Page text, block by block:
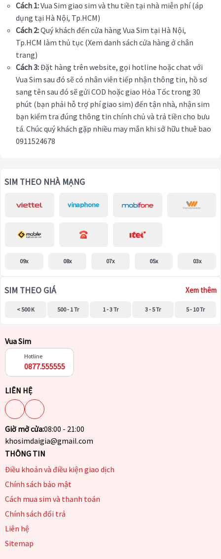
Cách 1:Vua Sim giao sim và thu tiền tại nhà miễn phí (áp
dụng tại Hà Nội, Tp.HCM)
Cách 2:Quý khách đến cửa hàng Vua Sim tại Hà Nội,
Tp.HCM làm thủ tục (Xem danh sách cửa hàng ở chân
trang)
Cách 3:Đặt hàng trên website, gọi hotline hoặc chat với
Vua Sim sau đó sẽ có nhân viên tiếp nhận thông tin, hồ sơ
sang tên sau đó sẽ gửi COD hoặc giao Hỏa Tốc trong 30
phút (bạn phải hỗ trợ phí giao sim) đến tận nhà, nhận sim
bạn kiểm tra đúng thông tin chính chủ và trả tiền cho bưu
tá. Chúc quý khách gặp nhiều may mắn khi sở hữu thuê bao
0911524678
SIM THEO NHÀ MẠNG
09x 08x 07x 05x 03x
SIM THEO GIÁ Xem thêm
< 500 K 500 - 1 Tr 1 - 3 Tr 3 - 5 Tr 5 - 10 Tr
Vua Sim
Hotline
0877.555555
LIÊN HỆ
Giờ mở cửa:08:00 - 21:00
khosimdaigia@gmail.com
THÔNG TIN
Điều khoản và điều kiện giao dịch
Chính sách bảo mật
Cách mua sim và thanh toán
Chính sách đổi trả
Liên hệ
Sitemap